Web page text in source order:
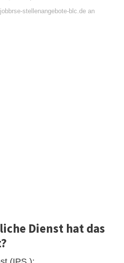
stellenangebote-blc.de an
Dienst hat das